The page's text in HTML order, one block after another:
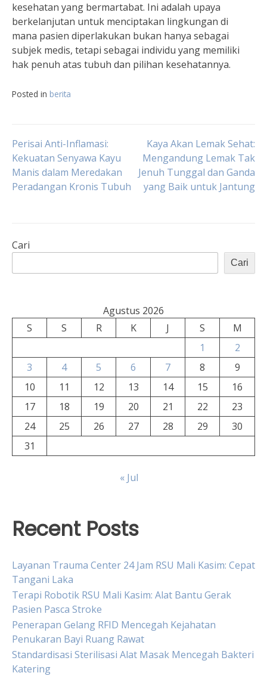
kesehatan yang bermartabat. Ini adalah upaya
berkelanjutan untuk menciptakan lingkungan di
mana pasien diperlakukan bukan hanya sebagai
subjek medis, tetapi sebagai individu yang memiliki
hak penuh atas tubuh dan pilihan kesehatannya.
Posted in berita
Navigasi
pos
Perisai Anti-Inflamasi:
Kekuatan Senyawa Kayu
Manis dalam Meredakan
Peradangan Kronis Tubuh
Kaya Akan Lemak Sehat:
Mengandung Lemak Tak
Jenuh Tunggal dan Ganda
yang Baik untuk Jantung
Cari
Cari
Agustus 2026
S
S R K J S
M
1
2
3
4 5 6 7 8
9
10
11 12 13 14 15
16
17
18 19 20 21 22
23
24
25 26 27 28 29
30
31
« Jul
Recent Posts
Layanan Trauma Center 24 Jam RSU Mali Kasim: Cepat
Tangani Laka
Terapi Robotik RSU Mali Kasim: Alat Bantu Gerak
Pasien Pasca Stroke
Penerapan Gelang RFID Mencegah Kejahatan
Penukaran Bayi Ruang Rawat
Standardisasi Sterilisasi Alat Masak Mencegah Bakteri
Katering